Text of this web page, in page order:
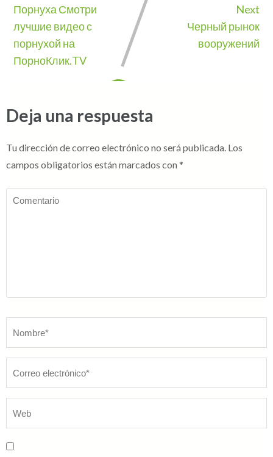
Порнуха Смотри
лучшие видео с
порнухой на
ПорноКлик.TV
Next
Черный рынок
вооружений
Deja una respuesta
Tu dirección de correo electrónico no será publicada. Los
campos obligatorios están marcados con *
Comentario